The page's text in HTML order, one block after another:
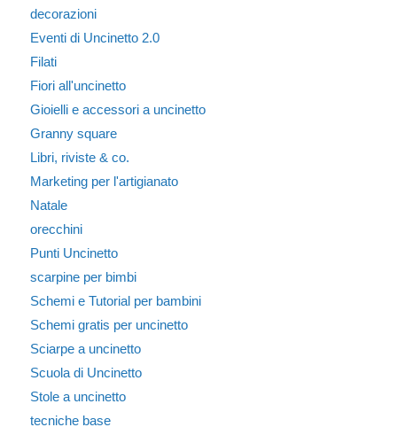
decorazioni
Eventi di Uncinetto 2.0
Filati
Fiori all'uncinetto
Gioielli e accessori a uncinetto
Granny square
Libri, riviste & co.
Marketing per l'artigianato
Natale
orecchini
Punti Uncinetto
scarpine per bimbi
Schemi e Tutorial per bambini
Schemi gratis per uncinetto
Sciarpe a uncinetto
Scuola di Uncinetto
Stole a uncinetto
tecniche base